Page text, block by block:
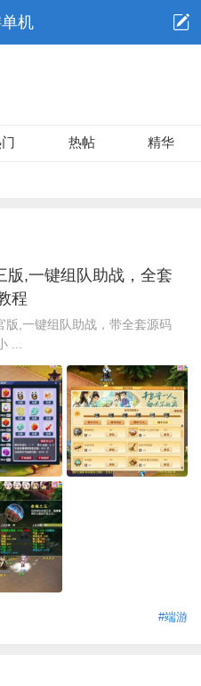
机
热帖 精华
版,一键组队助战，全套
程
版,一键组队助战，带全套源码
...
#端游